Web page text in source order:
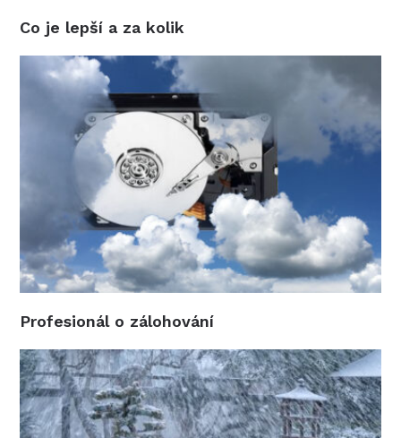
Co je lepší a za kolik
Profesionál o zálohování